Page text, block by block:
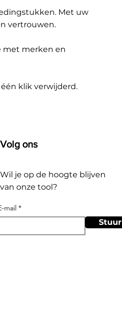
Met uw
vertrouwen.
met merken en
klik verwijderd.
Volg ons
Wil je op de hoogte blijven
van onze tool?
mail
Stuur